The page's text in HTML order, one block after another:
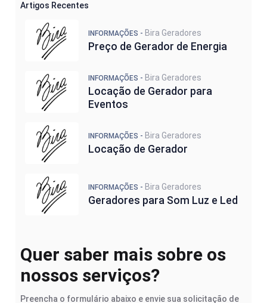
Artigos Recentes
INFORMAÇÕES - Bira Geradores
Preço de Gerador de Energia
INFORMAÇÕES - Bira Geradores
Locação de Gerador para
Eventos
INFORMAÇÕES - Bira Geradores
Locação de Gerador
INFORMAÇÕES - Bira Geradores
Geradores para Som Luz e Led
Quer saber mais sobre os
nossos serviços?
Preencha o formulário abaixo e envie sua solicitação de